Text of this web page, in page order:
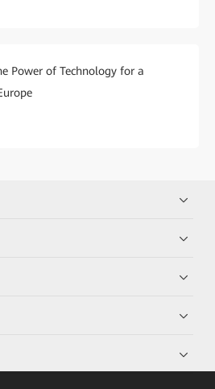
Power of Technology for a